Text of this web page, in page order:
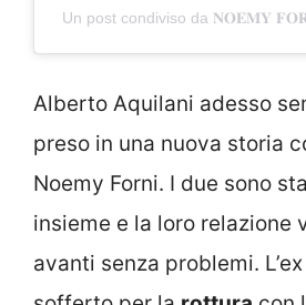
Un post condiviso da 𝐍𝐎𝐄𝐌𝐘
Alberto Aquilani adesso
preso in una nuova storia
Noemy Forni. I due sono
insieme e la loro relazione
avanti senza problemi.